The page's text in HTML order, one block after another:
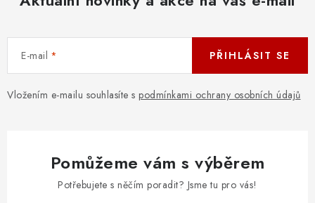
E-mail
Vložením e-mailu souhlasíte s podmínkami ochrany osobních údajů
PŘIHLÁSIT SE
Pomůžeme vám s výběrem
Potřebujete s něčím poradit? Jsme tu pro vás!